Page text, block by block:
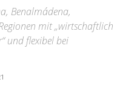
Benalmádena,
mit „wirtschaftlich
und flexibel bei